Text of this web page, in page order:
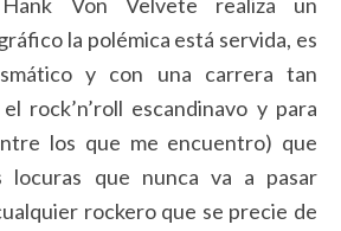
la polémica está servida, es
y con una carrera tan
rock’n’roll escandinavo y para
los que me encuentro) que
locuras que nunca va a pasar
rockero que se precie de